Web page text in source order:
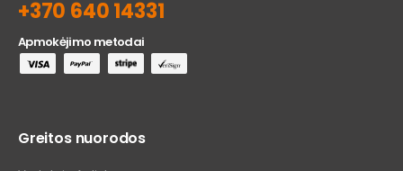
+370 640 14331
Apmokėjimo metodai
Greitos nuorodos